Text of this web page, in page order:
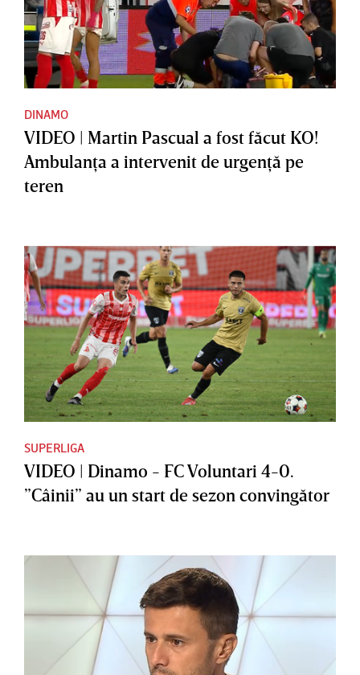
DINAMO
VIDEO | Martin Pascual a fost făcut KO!
Ambulanţa a intervenit de urgenţă pe
teren
SUPERLIGA
VIDEO | Dinamo - FC Voluntari 4-0.
”Câinii” au un start de sezon convingător